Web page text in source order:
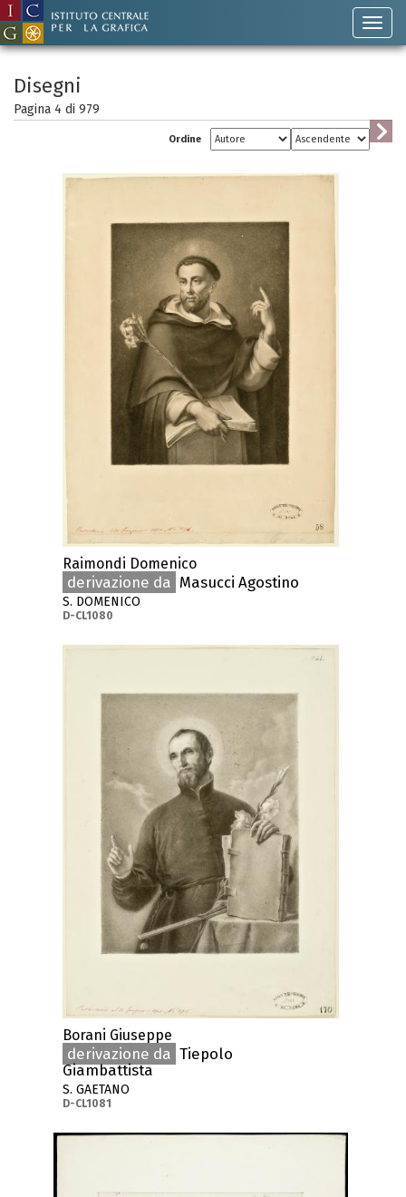
Disegni
Pagina 4 di 979
Ordine
Raimondi Domenico
derivazione da Masucci Agostino
S. DOMENICO
D-CL1080
Borani Giuseppe
derivazione da Tiepolo
Giambattista
S. GAETANO
D-CL1081